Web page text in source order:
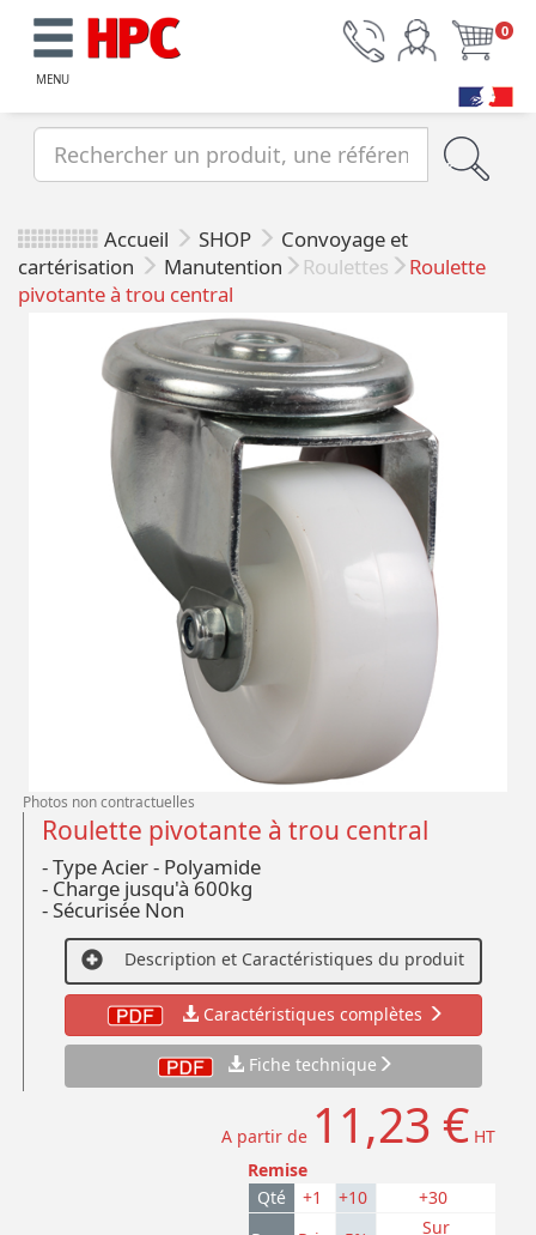
MENU
0
Accueil SHOP
Convoyage et
cartérisation
Manutention Roulettes
Roulette
pivotante à trou central
Photos non contractuelles
Roulette pivotante à trou central
- Type Acier - Polyamide
- Charge jusqu'à 600kg
- Sécurisée Non
Description et Caractéristiques du produit
Caractéristiques complètes
Fiche technique
A partir de 11,23 € HT
Remise
Qté
+1 +10
+30
Sur